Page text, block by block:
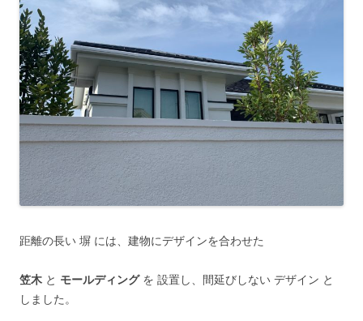
距離の長い 塀 には、建物にデザインを合わせた
笠木 と モールディングを 設置し、間延びしない デザイン と
しました。